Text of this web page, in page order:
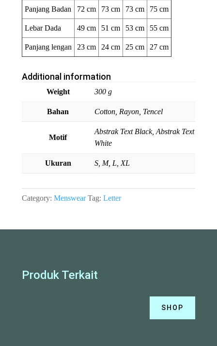
Panjang Badan 72 cm 73 cm 73 cm 75 cm
Lebar Dada 49 cm 51 cm 53 cm 55 cm
Panjang lengan 23 cm 24 cm 25 cm 27 cm
Additional information
Weight 300 g
Bahan Cotton, Rayon, Tencel
Motif
Abstrak Text Black, Abstrak Text
White
Ukuran S, M, L, XL
Category: Menswear Tag: Letter
Produk Terkait
SHOP